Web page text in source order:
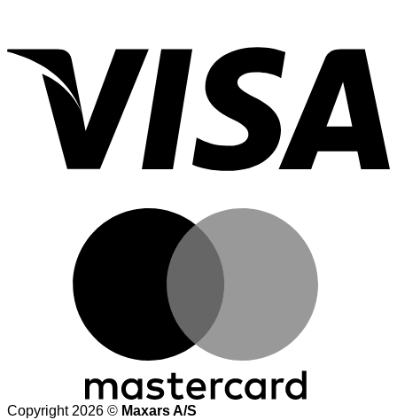
Copyright 2026 © Maxars A/S